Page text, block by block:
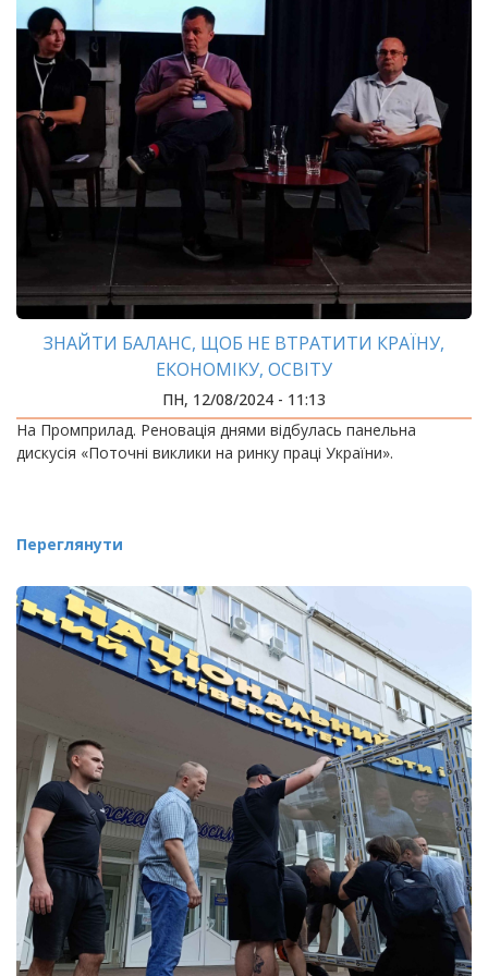
ЗНАЙТИ БАЛАНС, ЩОБ НЕ ВТРАТИТИ КРАЇНУ,
ЕКОНОМІКУ, ОСВІТУ
ПН, 12/08/2024 - 11:13
На Промприлад. Реновація днями відбулась панельна
дискусія «Поточні виклики на ринку праці України».
Переглянути